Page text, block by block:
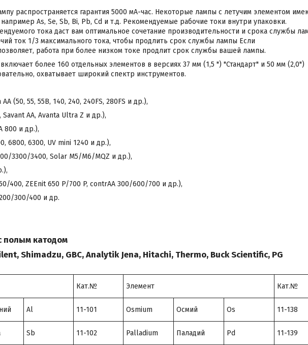
распространяется гарантия 5000 мА-час. Некоторые лампы с летучим элементом
As, Se, Sb, Bi, Pb, Cd и т.д. Рекомендуемые рабочие токи внутри упаковки.
тока даст вам оптимальное сочетание производительности и срока службы
ток 1/3 максимального тока, чтобы продлить срок службы лампы Если
работа при более низком токе продлит срок службы вашей лампы.
более 160 отдельных элементов в версиях 37 мм (1,5 ") "Стандарт" и 50 мм (2,0")
охватывает широкий спектр инструментов.
(50, 55, 55B, 140, 240, 240FS, 280FS и др.),
Savant AA, Avanta Ultra Z и др.),
800 и др.),
6800, 6300, UV mini 1240 и др.),
3300/3400, Solar M5/M6/MQZ и др.),
400, ZEEnit 650 P/700 P, contrAA 300/600/700 и др.),
300/400 и др.
полым катодом
Shimadzu, GBC, Analytik Jena, Hitachi, Thermo, Buck Scientific, PG
Кат.№ Элемент Кат.№
Al 11-101 Osmium Осмий Os 11-138
Sb 11-102 Palladium Паладий Pd 11-139